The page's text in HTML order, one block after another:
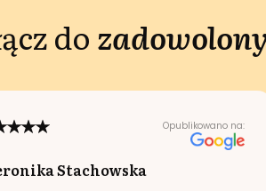
do
Opublikowano na:
Stachowska